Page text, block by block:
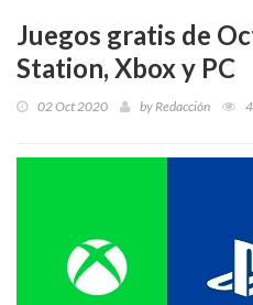
Juegos gratis de
Station, Xbox y PC
02 Oct 2020 byRedacción